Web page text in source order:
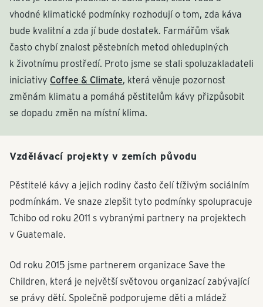
vhodné klimatické podmínky rozhodují o tom, zda káva
bude kvalitní a zda jí bude dostatek. Farmářům však
často chybí znalost pěstebních metod ohleduplných
k životnímu prostředí. Proto jsme se stali spoluzakladateli
iniciativy Coffee & Climate, která věnuje pozornost
změnám klimatu a pomáhá pěstitelům kávy přizpůsobit
se dopadu změn na místní klima.
Vzdělávací projekty v zemích původu
Pěstitelé kávy a jejich rodiny často čelí tíživým sociálním
podmínkám. Ve snaze zlepšit tyto podmínky spolupracuje
Tchibo od roku 2011 s vybranými partnery na projektech
v Guatemale.
Od roku 2015 jsme partnerem organizace Save the
Children, která je největší světovou organizací zabývající
se právy dětí. Společně podporujeme děti a mládež